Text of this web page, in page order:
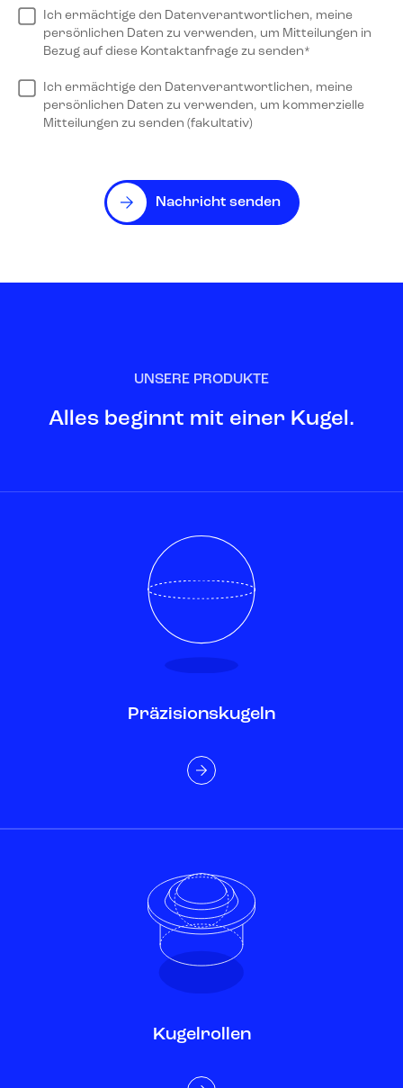
Ich ermächtige den Datenverantwortlichen, meine
persönlichen Daten zu verwenden, um Mitteilungen in
Bezug auf diese Kontaktanfrage zu senden*
Ich ermächtige den Datenverantwortlichen, meine
persönlichen Daten zu verwenden, um kommerzielle
Mitteilungen zu senden (fakultativ)
Nachricht senden
UNSERE PRODUKTE
Alles beginnt mit einer Kugel.
Präzisionskugeln
Kugelrollen